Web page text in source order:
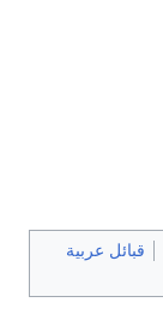
قبائل عربية